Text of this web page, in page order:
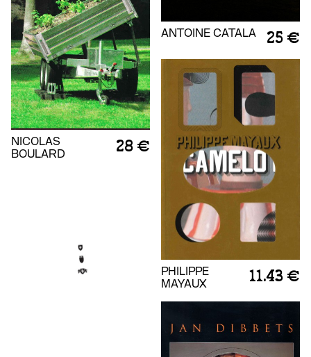
ANTOINE CATALA 25 €
NICOLAS
BOULARD
28 €
PHILIPPE
MAYAUX
11.43 €